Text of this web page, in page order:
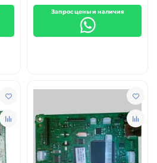
Запрос цены и наличия